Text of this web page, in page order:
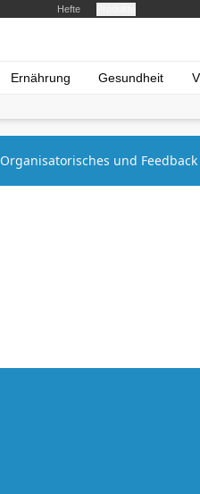
Hefte
Ernährung Gesundheit
Organisatorisches und Feedback